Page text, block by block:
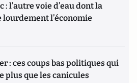
: l’autre voie d’eau dont la
l’économie
: ces coups bas politiques qui
plus que les canicules